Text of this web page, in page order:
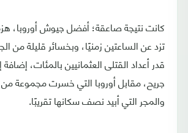
كانت نتيجة صاعقة؛ أفضل جيوش أوروبا،
تزد عن الساعتين زمنيًا، وبخسائر قليلة من
قدر أعداد القتلى العثمانيين بالمئات،
جريح، مقابل أوروبا التي خسرت مجموعة من
والمجر التي أبيد نصف سكانها تقريبًا.